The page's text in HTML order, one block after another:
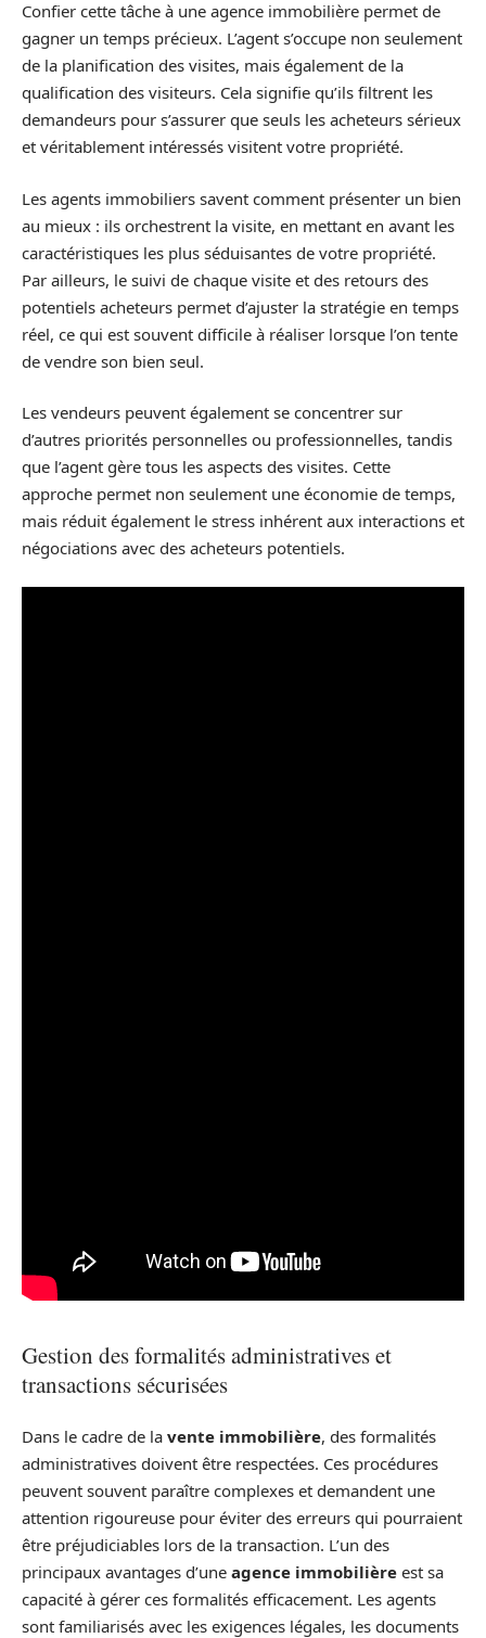
Confier cette tâche à une agence immobilière permet de
gagner un temps précieux. L’agent s’occupe non seulement
de la planification des visites, mais également de la
qualification des visiteurs. Cela signifie qu’ils filtrent les
demandeurs pour s’assurer que seuls les acheteurs sérieux
et véritablement intéressés visitent votre propriété.
Les agents immobiliers savent comment présenter un bien
au mieux : ils orchestrent la visite, en mettant en avant les
caractéristiques les plus séduisantes de votre propriété.
Par ailleurs, le suivi de chaque visite et des retours des
potentiels acheteurs permet d’ajuster la stratégie en temps
réel, ce qui est souvent difficile à réaliser lorsque l’on tente
de vendre son bien seul.
Les vendeurs peuvent également se concentrer sur
d’autres priorités personnelles ou professionnelles, tandis
que l’agent gère tous les aspects des visites. Cette
approche permet non seulement une économie de temps,
mais réduit également le stress inhérent aux interactions et
négociations avec des acheteurs potentiels.
Gestion des formalités administratives et
transactions sécurisées
Dans le cadre de la vente immobilière, des formalités
administratives doivent être respectées. Ces procédures
peuvent souvent paraître complexes et demandent une
attention rigoureuse pour éviter des erreurs qui pourraient
être préjudiciables lors de la transaction. L’un des
principaux avantages d’une agence immobilière est sa
capacité à gérer ces formalités efficacement. Les agents
sont familiarisés avec les exigences légales, les documents